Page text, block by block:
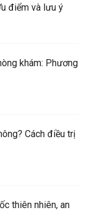
điểm và lưu ý
khám: Phương
Cách điều trị
thiên nhiên, an